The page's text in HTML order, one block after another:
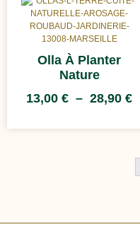
Olla À Planter
Nature
13,00 € – 28,90 €